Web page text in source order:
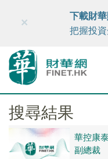
財華智庫網
×
下載財
把握投
搜尋結果
華控康
副總裁